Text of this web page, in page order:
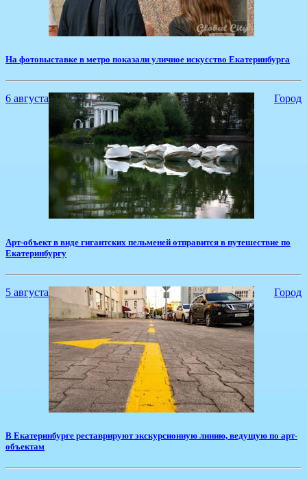
На фотовыставке в метро показали уличное искусство Екатеринбурга
6 августа Город
Арт-объект в виде гигантских пельменей отправится в путешествие по
Екатеринбургу
5 августа Город
​В Екатеринбурге реставрируют экскурсионную линию, ведущую по арт-
объектам